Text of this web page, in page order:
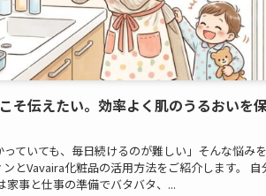
そ伝えたい。効率よく肌のうるおいを
ていても、毎日続けるのが難しい」そんな悩み
とVavaira化粧品の活用方法をご紹介します。
家事と仕事の準備でバタバタ、...